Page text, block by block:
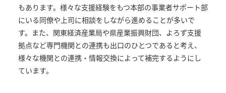
もあります。様々な支援経験をもつ本部の事業者サポート部
にいる同僚や上司に相談をしながら進めることが多いで
す。また、関東経済産業局や県産業振興財団、よろず支援
拠点など専門機関との連携も出口のひとつであると考え、
様々な機関との連携・情報交換によって補完するようにし
ています。